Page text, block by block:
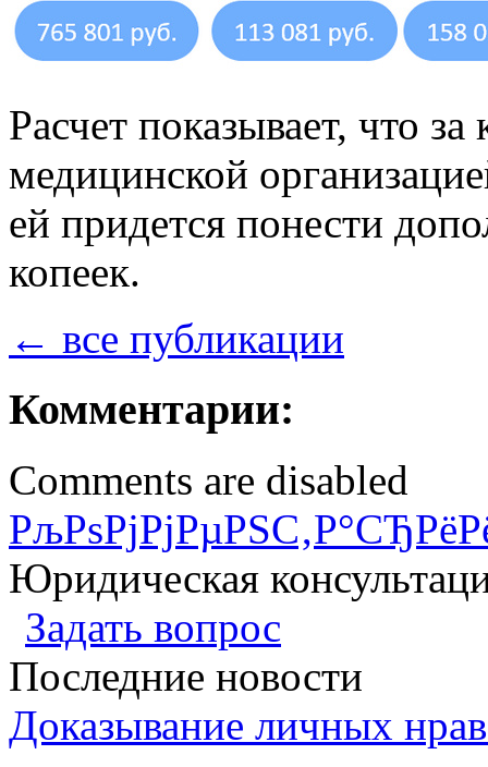
Расчет показывает, что
медицинской
ей придется понести
копеек.
← все публикации
Комментарии:
Comments are disabled
Юридическая
Задать вопрос
Последние новости
Доказывание личных